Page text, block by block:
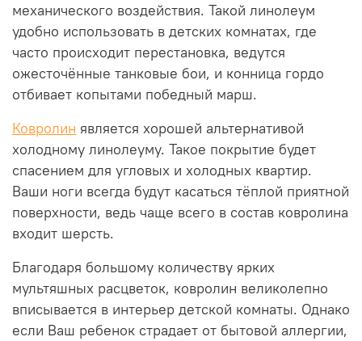
механического воздействия. Такой линолеум
удобно использовать в детских комнатах, где
часто происходит перестановка, ведутся
ожесточённые танковые бои, и конница гордо
отбивает копытами победный марш.
Ковролин является хорошей альтернативой
холодному линолеуму. Такое покрытие будет
спасением для угловых и холодных квартир.
Ваши ноги всегда будут касаться тёплой приятной
поверхности, ведь чаще всего в состав ковролина
входит шерсть.
Благодаря большому количеству ярких
мультяшных расцветок, ковролин великолепно
вписывается в интерьер детской комнаты. Однако
если Ваш ребенок страдает от бытовой аллергии,